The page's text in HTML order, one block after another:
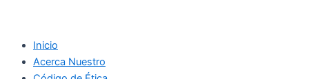
Inicio
Acerca Nuestro